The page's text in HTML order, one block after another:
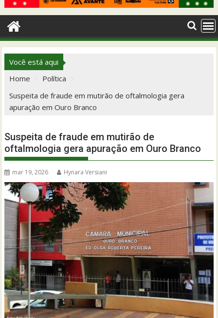
Você está aqui
Home
Política
Suspeita de fraude em mutirão de oftalmologia gera
apuração em Ouro Branco
Suspeita de fraude em mutirão de
oftalmologia gera apuração em Ouro Branco
mar 19, 2026 Hynara Versiani